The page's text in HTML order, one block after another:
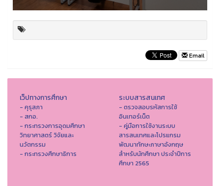
Email
เว็ปทางการศึกษา
- คุรุสภา
- สกอ.
- กระทรวงการอุดมศึกษา
วิทยาศาสตร์ วิจัยและ
นวัตกรรม
- กระทรวงศึกษาธิการ
ระบบสารสนเทศ
- ตรวจสอบรหัสการใช้
อินเทอร์เน็ต
- คู่มือการใช้งานระบบ
สารสนเทศและโปรแกรม
พัฒนาทักษะภาษาอังกฤษ
สำหรับนักศึกษา ประจำปีการ
ศึกษา 2565